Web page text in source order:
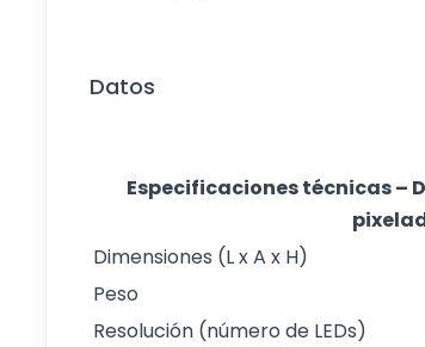
Datos
Especificaciones técnicas –
Dimensiones (L x A x H)
Peso
Resolución (número de LEDs)